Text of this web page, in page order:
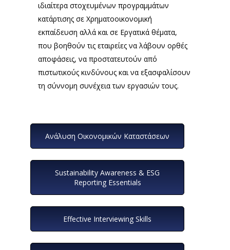
ιδιαίτερα στοχευμένων προγραμμάτων
κατάρτισης σε Χρηματοοικονομική
εκπαίδευση αλλά και σε Εργατικά θέματα,
που βοηθούν τις εταιρείες να λάβουν ορθές
αποφάσεις, να προστατευτούν από
πιστωτικούς κινδύνους και να εξασφαλίσουν
τη σύννομη συνέχεια των εργασιών τους.
Ανάλυση Οικονομικών Καταστάσεων
Sustainability Awareness & ESG
Reporting Essentials
Effective Interviewing Skills